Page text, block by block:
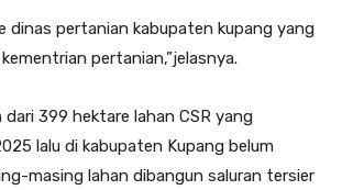
dinas pertanian kabupaten kupang yang
pertanian,”jelasnya.
dari 399 hektare lahan CSR yang
lalu di kabupaten Kupang belum
masing lahan dibangun saluran tersier